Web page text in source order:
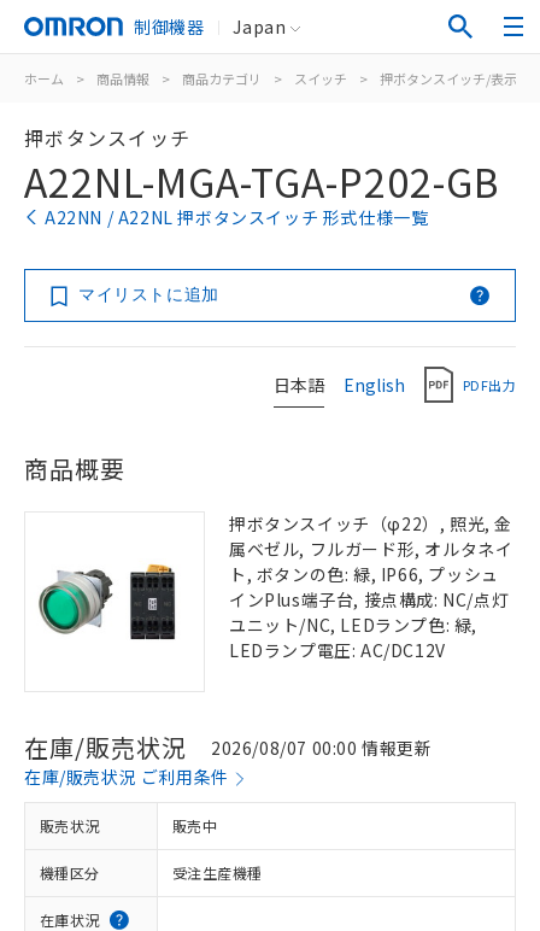
制御機器 Japan
ホーム > 商品情報 > 商品カテゴリ > スイッチ > 押ボタンスイッチ/表示灯
押ボタンスイッチ
A22NL-MGA-TGA-P202-GB
A22NN / A22NL 押ボタンスイッチ 形式仕様一覧
マイリストに追加
日本語 English PDF出力
商品概要
押ボタンスイッチ（φ22）, 照光, 金
属ベゼル, フルガード形, オルタネイ
ト, ボタンの色: 緑, IP66, プッシュ
インPlus端子台, 接点構成: NC/点灯
ユニット/NC, LEDランプ色: 緑,
LEDランプ電圧: AC/DC12V
在庫/販売状況
2026/08/07 00:00 情報更新
在庫/販売状況 ご利用条件
販売状況 販売中
機種区分 受注生産機種
在庫状況